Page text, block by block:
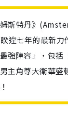
斯特丹》
違七年的最新力
最強陣容」，包
男主角尊大衛華